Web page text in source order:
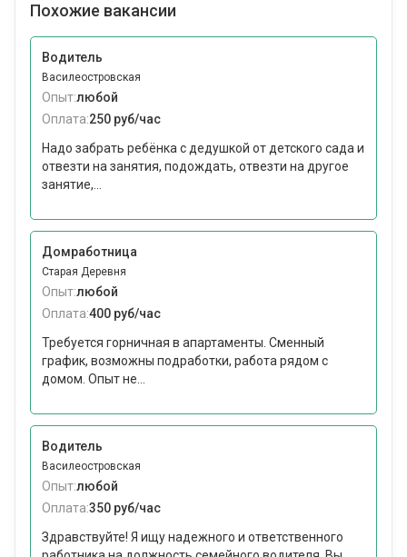
Похожие вакансии
Водитель
Василеостровская
Опыт:любой
Оплата:250 руб/час
Надо забрать ребёнка с дедушкой от детского сада и
отвезти на занятия, подождать, отвезти на другое
занятие,...
Домработница
Старая Деревня
Опыт:любой
Оплата:400 руб/час
Требуется горничная в апартаменты. Сменный
график, возможны подработки, работа рядом с
домом. Опыт не...
Водитель
Василеостровская
Опыт:любой
Оплата:350 руб/час
Здравствуйте! Я ищу надежного и ответственного